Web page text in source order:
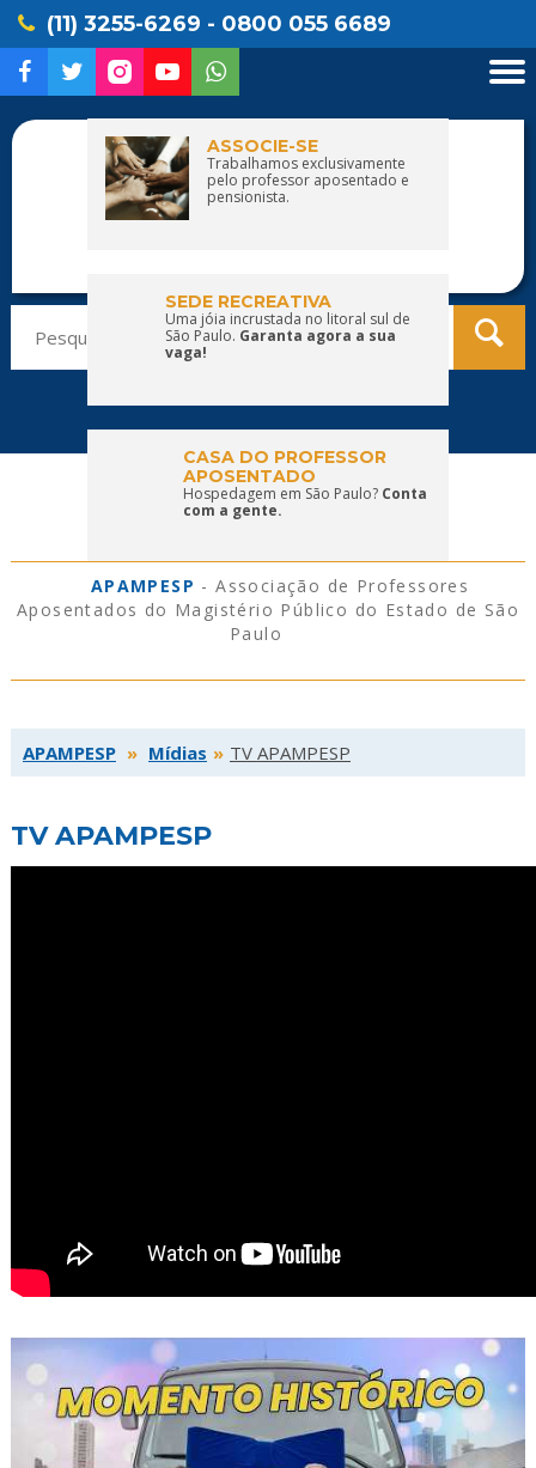
(11) 3255-6269 - 0800 055 6689
por:
ASSOCIE-SE
Trabalhamos exclusivamente
pelo professor aposentado e
pensionista.
SEDE RECREATIVA
Uma jóia incrustada no litoral sul de
São Paulo. Garanta agora a sua
vaga!
CASA DO PROFESSOR
APOSENTADO
Hospedagem em São Paulo? Conta
com a gente.
APAMPESP - Associação de Professores
Aposentados do Magistério Público do Estado de São
Paulo
APAMPESP » Mídias » TV APAMPESP
TV APAMPESP